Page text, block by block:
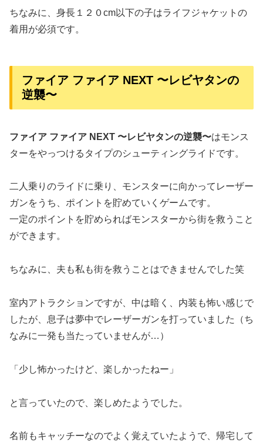
ちなみに、身長１２０cm以下の子はライフジャケットの
着用が必須です。
ファイア ファイア NEXT 〜レビヤタンの
逆襲〜
ファイア ファイア NEXT 〜レビヤタンの逆襲〜はモンス
ターをやっつけるタイプのシューティングライドです。
二人乗りのライドに乗り、モンスターに向かってレーザー
ガンをうち、ポイントを貯めていくゲームです。
一定のポイントを貯められばモンスターから街を救うこと
ができます。
ちなみに、夫も私も街を救うことはできませんでした笑
室内アトラクションですが、中は暗く、内装も怖い感じで
したが、息子は夢中でレーザーガンを打っていました（ち
なみに一発も当たっていませんが…）
「少し怖かったけど、楽しかったねー」
と言っていたので、楽しめたようでした。
名前もキャッチーなのでよく覚えていたようで、帰宅して